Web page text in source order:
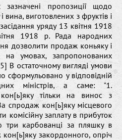
пропозиції щодо
вина, виготовлених з фруктів і
уряду 13 квітня 1918
1918 р. Рада народних
дозволити продаж коньяку і
на умовах, запропонованих
В остаточному вигляді умови
сформульовано у відповідній
міністрів, а саме: "1.
тільки на винос з
спродаж кон[ь]яку місцевого
комісійну заплату в прибуток
три карбованці за пляшку в
закордонного, опріч